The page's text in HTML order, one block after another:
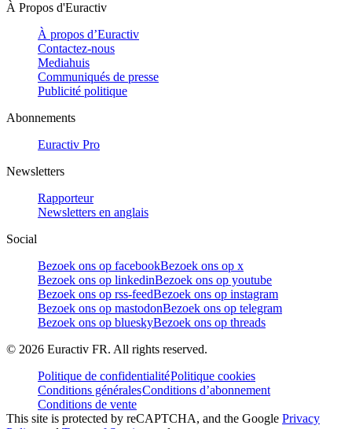
À Propos d'Euractiv
À propos d’Euractiv
Contactez-nous
Mediahuis
Communiqués de presse
Publicité politique
Abonnements
Euractiv Pro
Newsletters
Rapporteur
Newsletters en anglais
Social
Bezoek ons op facebookBezoek ons op x
Bezoek ons op linkedinBezoek ons op youtube
Bezoek ons op rss-feedBezoek ons op instagram
Bezoek ons op mastodonBezoek ons op telegram
Bezoek ons op blueskyBezoek ons op threads
© 2026 Euractiv FR. All rights reserved.
Politique de confidentialitéPolitique cookies
Conditions généralesConditions d’abonnement
Conditions de vente
This site is protected by reCAPTCHA, and the Google Privacy